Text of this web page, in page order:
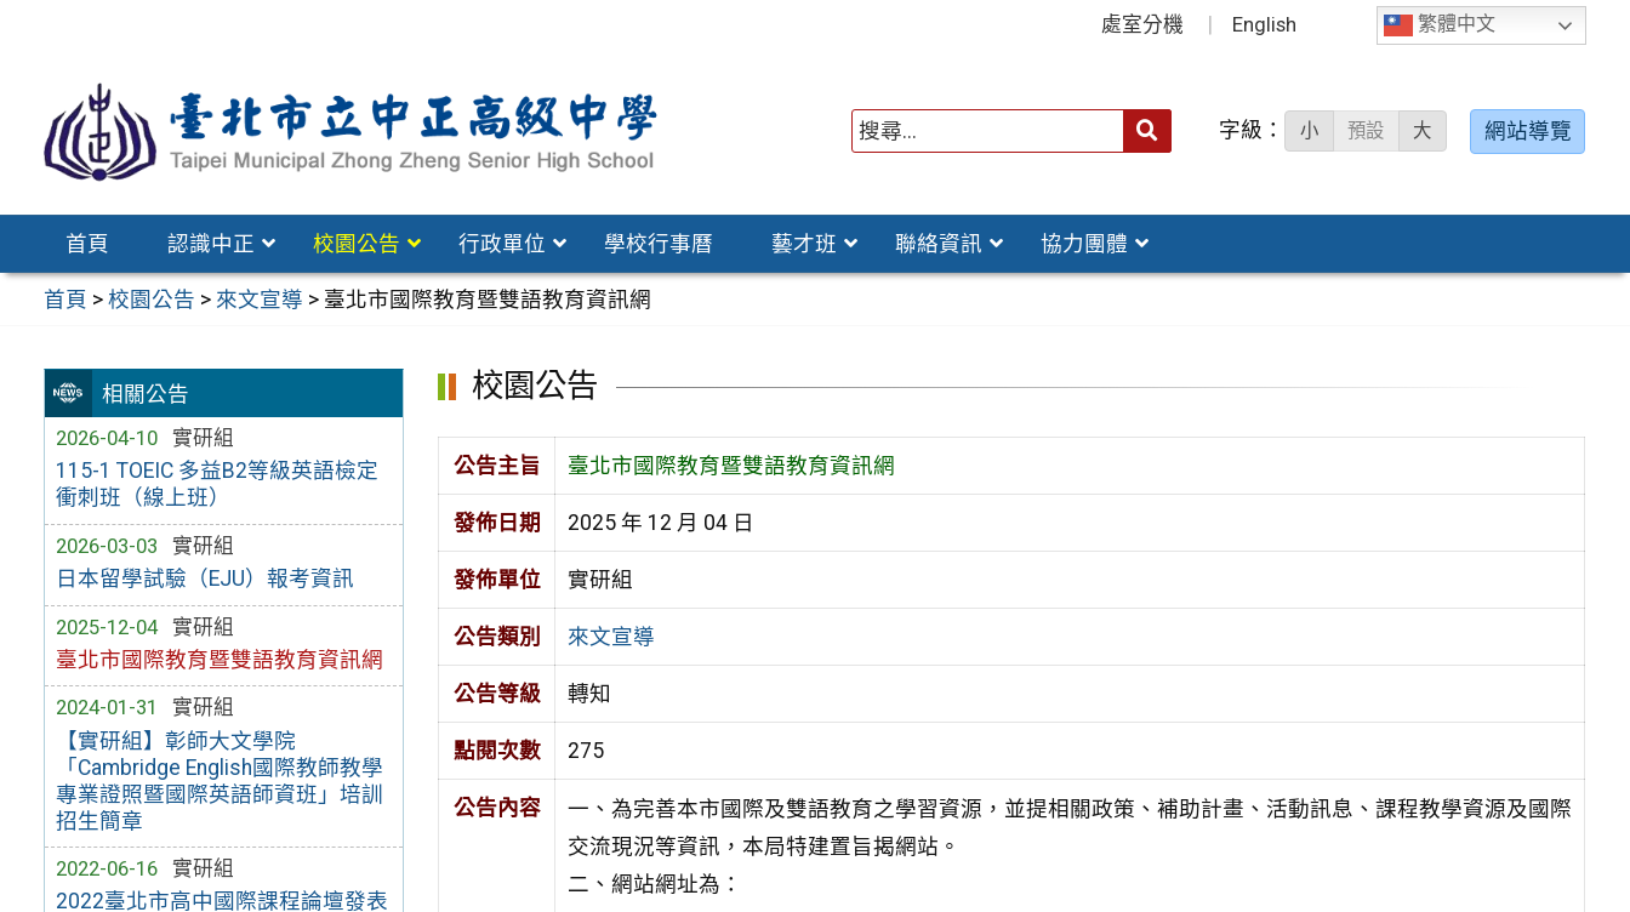
區
繁體中文
處室分機 English
字級： 小 預設 大 網站導覽
首頁 認識中正 校園公告 行政單位 學校行事曆 藝才班 聯絡資訊 協力團體
首頁 >校園公告 > 來文宣導 > 臺北市國際教育暨雙語教育資訊網
相關公告
2026-04-10
實研組
115-1 TOEIC 多益B2等級英語檢定
衝刺班（線上班）
2026-03-03
實研組
日本留學試驗（EJU）報考資訊
2025-12-04
實研組
臺北市國際教育暨雙語教育資訊網
2024-01-31
實研組
【實研組】彰師大文學院
「Cambridge English國際教師教學
專業證照暨國際英語師資班」培訓
招生簡章
2022-06-16
實研組
2022臺北市高中國際課程論壇發表
校園公告
公告主旨 臺北市國際教育暨雙語教育資訊網
發佈日期 2025 年 12 月 04 日
發佈單位 實研組
公告類別 來文宣導
公告等級 轉知
點閱次數 275
公告內容
一、為完善本市國際及雙語教育之學習資源，並提相關政策、補助計畫、活動訊息、課程教學資源及國際
交流現況等資訊，本局特建置旨揭網站。
二、網站網址為：